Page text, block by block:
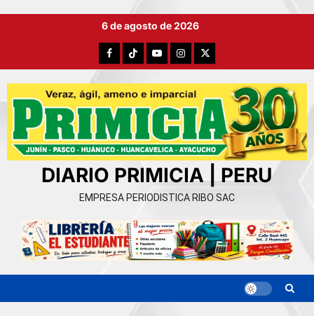
6 de agosto de 2026
FacebookTikTokYouTubeInstagram
X
DIARIO PRIMICIA | PERU
EMPRESA PERIODISTICA RIBO SAC